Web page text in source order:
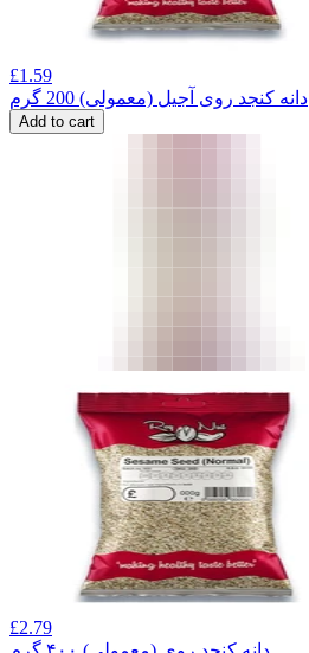
£1.59
دانه کنجد روی آجیل (معمولی) 200 گرم
Add to cart
£2.79